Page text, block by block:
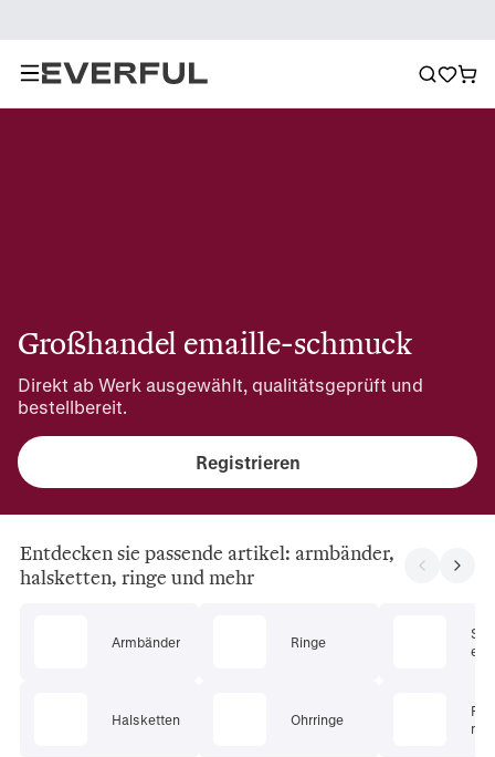
Großhandel emaille-schmuck
Direkt ab Werk ausgewählt, qualitätsgeprüft und
bestellbereit.
Registrieren
Entdecken sie passende artikel: armbänder,
halsketten, ringe und mehr
Armbänder
Halsketten
Ringe
Ohrringe
ets